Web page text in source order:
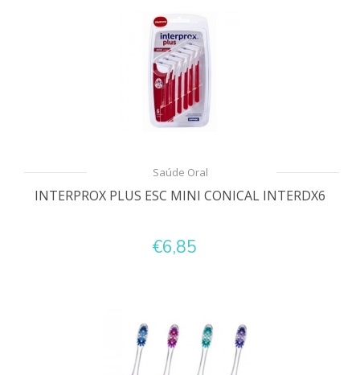
Saúde Oral
INTERPROX PLUS ESC MINI CONICAL INTERDX6
€6,85